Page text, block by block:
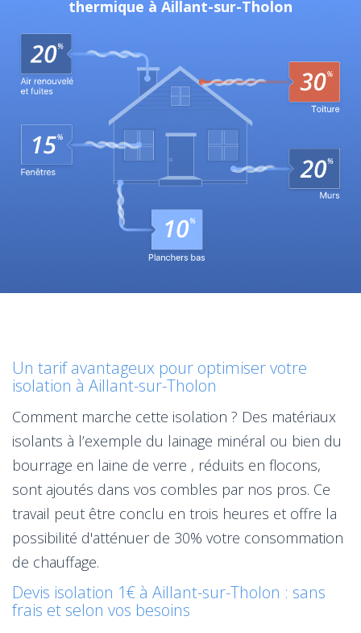
thermique à Aillant-sur-Tholon
Un tarif avantageux pour optimiser votre
isolation à Aillant-sur-Tholon
Comment marche cette isolation ? Des matériaux
isolants à l’exemple du lainage minéral ou bien du
bourrage en laine de verre , réduits en flocons,
sont ajoutés dans vos combles par nos pros. Ce
travail peut être conclu en trois heures et offre la
possibilité d'atténuer de 30% votre consommation
de chauffage.
Devis isolation 1€ à Aillant-sur-Tholon : sans
frais et selon vos besoins